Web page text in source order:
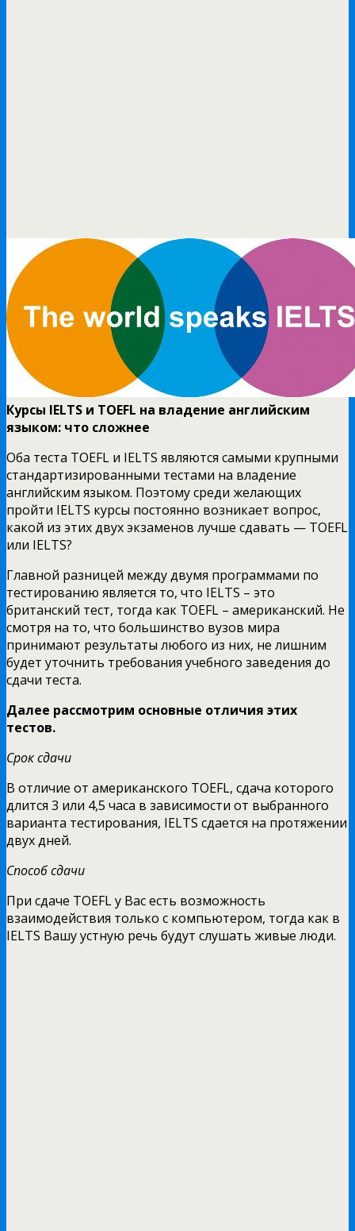
Курсы IELTS и TOEFL на владение английским
языком: что сложнее
Оба теста TOEFL и IELTS являются самыми крупными
стандартизированными тестами на владение
английским языком. Поэтому среди желающих
пройти IELTS курсы постоянно возникает вопрос,
какой из этих двух экзаменов лучше сдавать — TOEFL
или IELTS?
Главной разницей между двумя программами по
тестированию является то, что IELTS – это
британский тест, тогда как TOEFL – американский. Не
смотря на то, что большинство вузов мира
принимают результаты любого из них, не лишним
будет уточнить требования учебного заведения до
сдачи теста.
Далее рассмотрим основные отличия этих
тестов.
Срок сдачи
В отличие от американского TOEFL, сдача которого
длится 3 или 4,5 часа в зависимости от выбранного
варианта тестирования, IELTS сдается на протяжении
двух дней.
Способ сдачи
При сдаче TOEFL у Вас есть возможность
взаимодействия только с компьютером, тогда как в
IELTS Вашу устную речь будут слушать живые люди.